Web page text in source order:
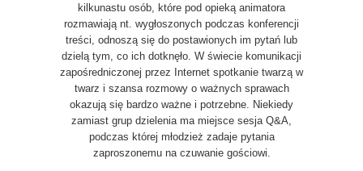
kilkunastu osób, które pod opieką animatora
rozmawiają nt. wygłoszonych podczas konferencji
treści, odnoszą się do postawionych im pytań lub
dzielą tym, co ich dotknęło. W świecie komunikacji
zapośredniczonej przez Internet spotkanie twarzą w
twarz i szansa rozmowy o ważnych sprawach
okazują się bardzo ważne i potrzebne. Niekiedy
zamiast grup dzielenia ma miejsce sesja Q&A,
podczas której młodzież zadaje pytania
zaproszonemu na czuwanie gościowi.